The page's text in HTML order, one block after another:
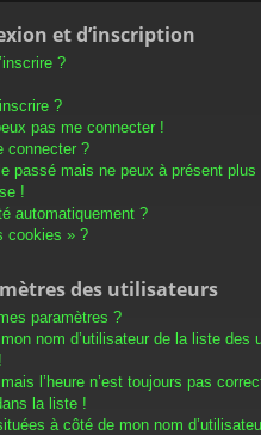
et d’inscription
?
?
pas me connecter !
connecter ?
passé mais ne peux à présent
!
automatiquement ?
cookies » ?
des utilisateurs
paramètres ?
nom d’utilisateur de la liste des
l’heure n’est toujours pas
la liste !
à côté de mon nom